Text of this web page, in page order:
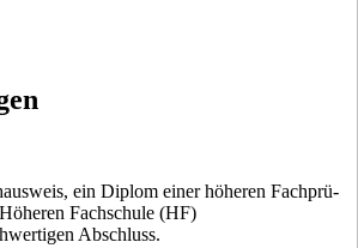
ein Di­plom einer hö­he­ren Fach­prü­
Fach­schu­le (HF)
Abschluss.